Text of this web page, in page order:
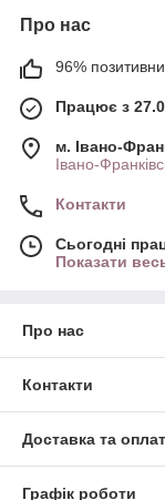
Про нас
96%
Працює з
м. Івано-
Івано-
Контакти
Сьогодні
Показати
Про нас
Контакти
Доставка та
Графік роботи